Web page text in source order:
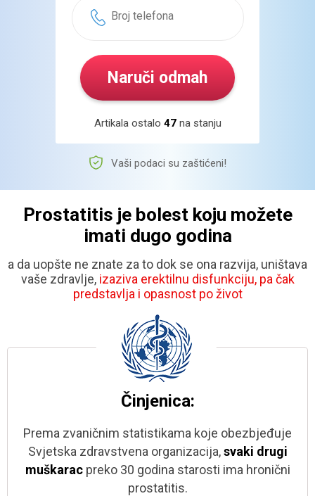
Artikala ostalo 46na stanju
Vaši podaci su zaštićeni!
Prostatitis je bolest koju možete
imati dugo godina
a da uopšte ne znate za to dok se ona razvija, uništava
vaše zdravlje, izaziva erektilnu disfunkciju, pa čak
predstavlja i opasnost po život
Prema zvaničnim statistikama koje obezbjeđuje
Svjetska zdravstvena organizacija,svaki drugi
muškarac preko 30 godina starosti ima hronični
prostatitis.
Činjenica: